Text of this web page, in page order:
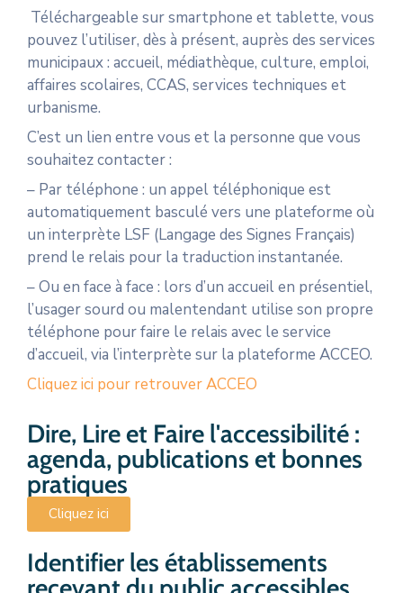
Téléchargeable sur smartphone et tablette, vous
pouvez l’utiliser, dès à présent, auprès des services
municipaux : accueil, médiathèque, culture, emploi,
affaires scolaires, CCAS, services techniques et
urbanisme.
C’est un lien entre vous et la personne que vous
souhaitez contacter :
– Par téléphone : un appel téléphonique est
automatiquement basculé vers une plateforme où
un interprète LSF (Langage des Signes Français)
prend le relais pour la traduction instantanée.
– Ou en face à face : lors d’un accueil en présentiel,
l’usager sourd ou malentendant utilise son propre
téléphone pour faire le relais avec le service
d’accueil, via l’interprète sur la plateforme ACCEO.
Cliquez ici pour retrouver ACCEO
Dire, Lire et Faire l'accessibilité :
agenda, publications et bonnes
pratiques
Cliquez ici
Identifier les établissements